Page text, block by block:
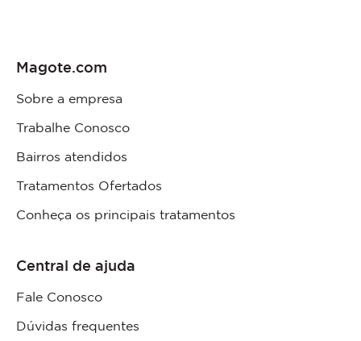
Magote.com
Sobre a empresa
Trabalhe Conosco
Bairros atendidos
Tratamentos Ofertados
Conheça os principais tratamentos
Central de ajuda
Fale Conosco
Dúvidas frequentes